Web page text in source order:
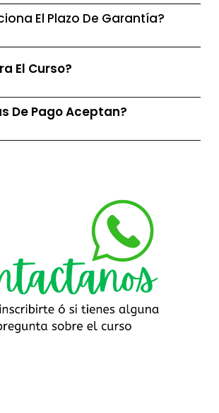
El Plazo De Garantía?
El Curso?
De Pago Aceptan?